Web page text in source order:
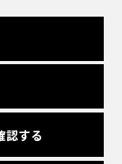
認する